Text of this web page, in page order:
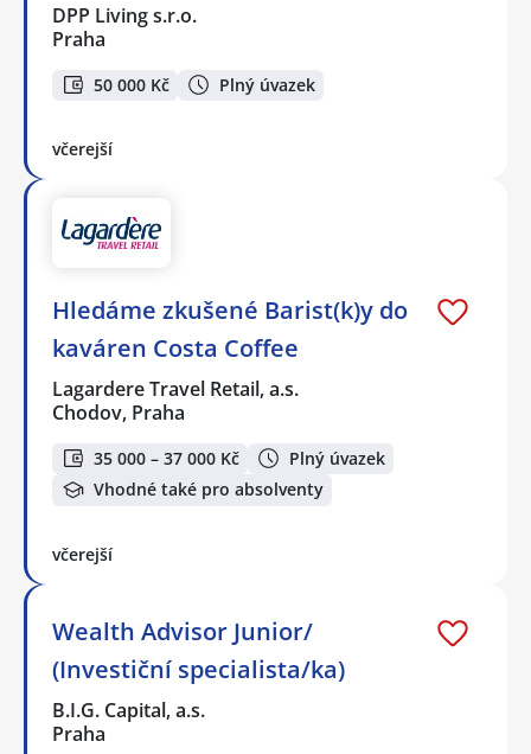
DPP Living s.r.o.
Praha
50 000 Kč Plný úvazek
včerejší
Hledáme zkušené Barist(k)y do
kaváren Costa Coffee
Lagardere Travel Retail, a.s.
Chodov, Praha
35 000 – 37 000 Kč
Plný úvazek
Vhodné také pro absolventy
včerejší
Wealth Advisor Junior/
(Investiční specialista/ka)
B.I.G. Capital, a.s.
Praha